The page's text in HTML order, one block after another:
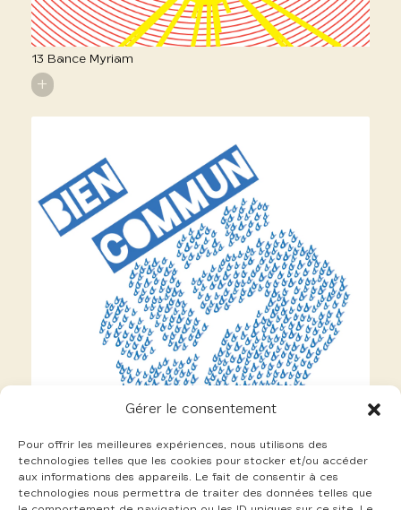
Gérer le consentement
Pour offrir les meilleures expériences, nous utilisons des
technologies telles que les cookies pour stocker et/ou accéder
aux informations des appareils. Le fait de consentir à ces
technologies nous permettra de traiter des données telles que
13 Bance Myriam
+